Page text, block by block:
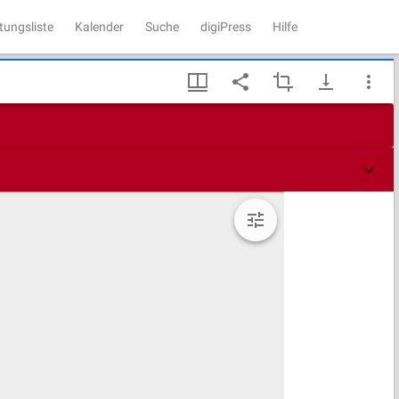
Kalender Suche digiPress Hilfe